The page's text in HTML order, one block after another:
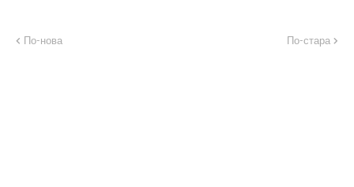
По-нова По-стара